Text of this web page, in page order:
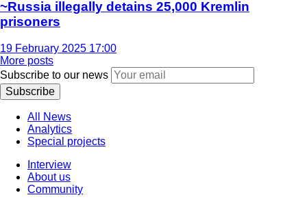
~Russia illegally detains 25,000 Kremlin
prisoners
19 February 2025 17:00
More posts
Subscribe to our news
Subscribe
All News
Analytics
Special projects
Interview
About us
Community